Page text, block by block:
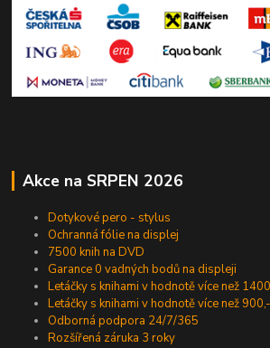
Akce na SRPEN 2026
Dotykové pero - stylus
Ochranná fólie na displej
7500 knih na DVD
Garance 0 vadných bodů na displeji
Letáčky s knihami v hodnotě více než
Letáčky s knihami v hodnotě více než
Odborná podpora 24/7/365
Rozšířená záruka 3 roky